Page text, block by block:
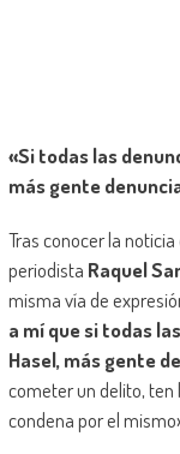
«Si todas las
más gente
Tras conocer la
periodista Raquel
misma vía de
a mí que si todas
Hasel, más gente
cometer un delito,
condena por el